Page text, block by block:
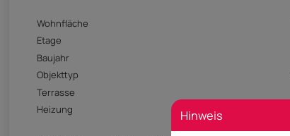
Wohnfläche
Etage
Baujahr
Objekttyp
Terrasse
Heizung
Hinweis